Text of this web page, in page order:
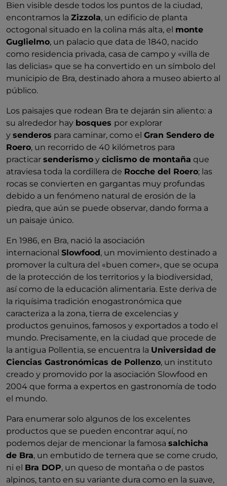
Bien visible desde todos los puntos de la ciudad,
encontramos la Zizzola, un edificio de planta
octogonal situado en la colina más alta, el monte
Guglielmo, un palacio que data de 1840, nacido
como residencia privada, casa de campo y «villa de
las delicias» que se ha convertido en un símbolo del
municipio de Bra, destinado ahora a museo abierto al
público.
Los paisajes que rodean Bra te dejarán sin aliento: a
su alrededor hay bosques por explorar
y senderos para caminar, como el Gran Sendero de
Roero, un recorrido de 40 kilómetros para
practicar senderismo y ciclismo de montaña que
atraviesa toda la cordillera de Rocche del Roero; las
rocas se convierten en gargantas muy profundas
debido a un fenómeno natural de erosión de la
piedra, que aún se puede observar, dando forma a
un paisaje único.
En 1986, en Bra, nació la asociación
internacional Slowfood, un movimiento destinado a
promover la cultura del «buen comer», que se ocupa
de la protección de los territorios y la biodiversidad,
así como de la educación alimentaria. Este deriva de
la riquísima tradición enogastronómica que
caracteriza a la zona, tierra de excelencias y
productos genuinos, famosos y exportados a todo el
mundo. Precisamente, en la ciudad que procede de
la antigua Pollentia, se encuentra la Universidad de
Ciencias Gastronómicas de Pollenzo, un instituto
creado y promovido por la asociación Slowfood en
2004 que forma a expertos en gastronomía de todo
el mundo.
Para enumerar solo algunos de los excelentes
productos que se pueden encontrar aquí, no
podemos dejar de mencionar la famosa salchicha
de Bra, un embutido de ternera que se come crudo,
ni el Bra DOP, un queso de montaña o de pastos
alpinos, tanto en su variante dura como en la suave,